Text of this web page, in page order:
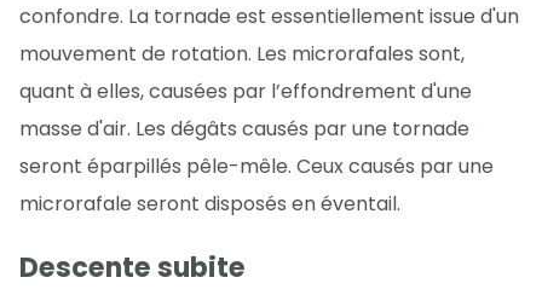
confondre. La tornade est essentiellement issue d'un
mouvement de rotation. Les microrafales sont,
quant à elles, causées par l’effondrement d'une
masse d'air. Les dégâts causés par une tornade
seront éparpillés pêle-mêle. Ceux causés par une
microrafale seront disposés en éventail.
Descente subite